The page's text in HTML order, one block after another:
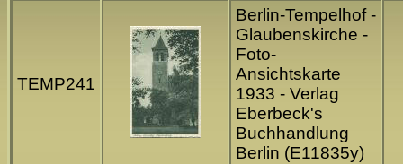
TEMP241
Berlin-Tempelhof -
Glaubenskirche -
Foto-
Ansichtskarte
1933 - Verlag
Eberbeck's
Buchhandlung
Berlin (E11835y)